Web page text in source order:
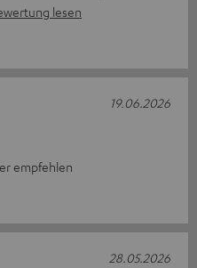
lesen
empfehlen
19.06.2026
28.05.2026